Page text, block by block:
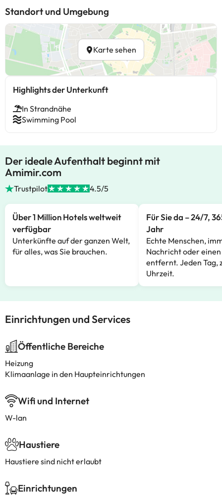
Standort und Umgebung
Karte sehen
Highlights der Unterkunft
In Strandnähe
Swimming Pool
Der ideale Aufenthalt beginnt mit
Amimir.com
Trustpilot 4.5/5
Über 1 Million Hotels weltweit
verfügbar
Unterkünfte auf der ganzen Welt,
für alles, was Sie brauchen.
Für Sie da – 24/7,
Jahr
Echte Menschen,
Nachricht oder
entfernt. Jeden Tag,
Uhrzeit.
Einrichtungen und Services
Öffentliche Bereiche
Heizung
Klimaanlage in den Haupteinrichtungen
Wifi und Internet
W-lan
Haustiere
Haustiere sind nicht erlaubt
Einrichtungen